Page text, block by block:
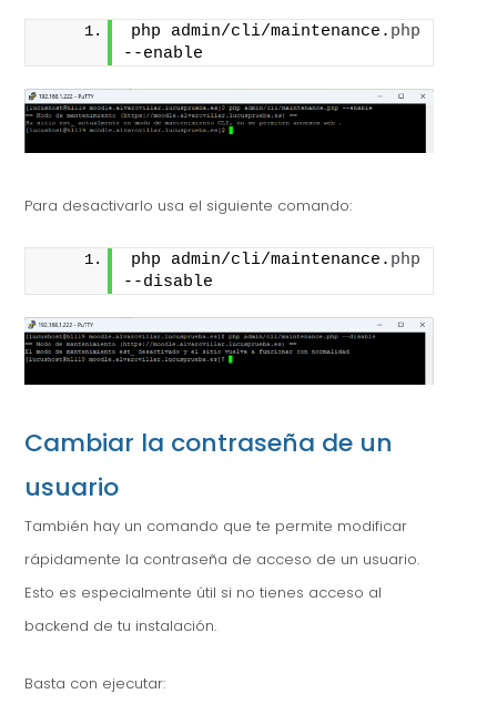
php admin/cli/maintenance. php
--enable
Para desactivarlo usa el siguiente comando:
php admin/cli/maintenance. php
--disable
Cambiar la contraseña de un
usuario
También hay un comando que te permite modificar
rápidamente la contraseña de acceso de un usuario.
Esto es especialmente útil si no tienes acceso al
backend de tu instalación.
Basta con ejecutar: